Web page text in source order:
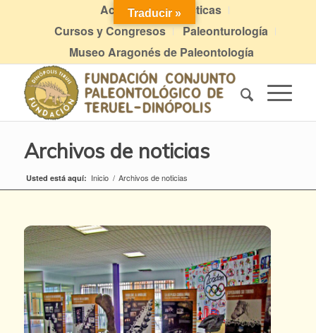
Actividades didácticas
Cursos y Congresos
Paleonturología
Museo Aragonés de Paleontología
Archivos de noticias
Usted está aquí: Inicio / Archivos de noticias
Traducir »